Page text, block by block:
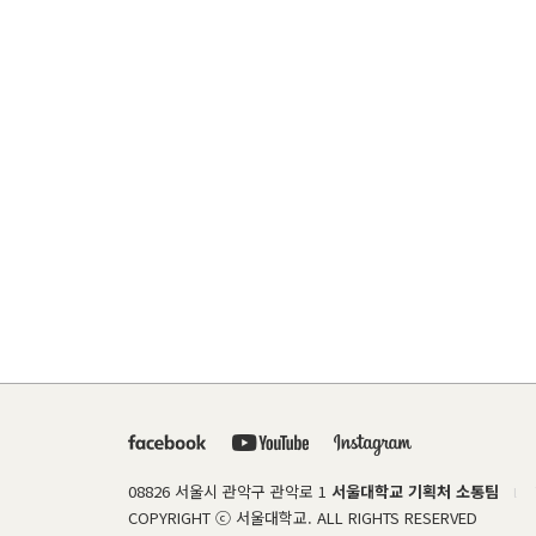
08826 서울시 관악구 관악로 1 서울대학교 기획처 소통팀 l
COPYRIGHT ⓒ 서울대학교. ALL RIGHTS RESERVED